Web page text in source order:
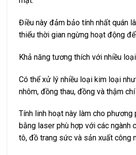
Điều này đảm bảo tính nhất quán
thiểu thời gian ngừng hoạt động
Khả năng tương thích với nhiều
Có thể xử lý nhiều loại kim loại
nhôm, đồng thau, đồng và thậm
Tính linh hoạt này làm cho phương
bằng laser phù hợp với các ngành
tô, đồ trang sức và sản xuất công